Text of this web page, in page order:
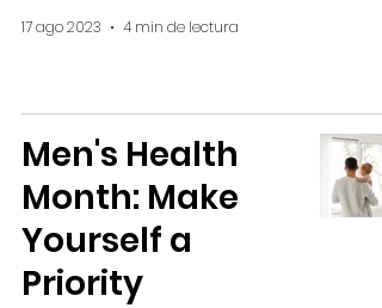
17 ago 2023 4 min de lectura
Men's Health
Month: Make
Yourself a
Priority